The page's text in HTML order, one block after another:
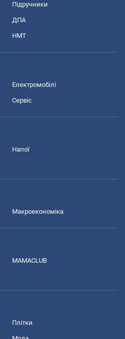
Підручники
ДПА
НМТ
Електромобілі
Сервіс
Напої
Макроекономіка
MAMACLUB
Плітки